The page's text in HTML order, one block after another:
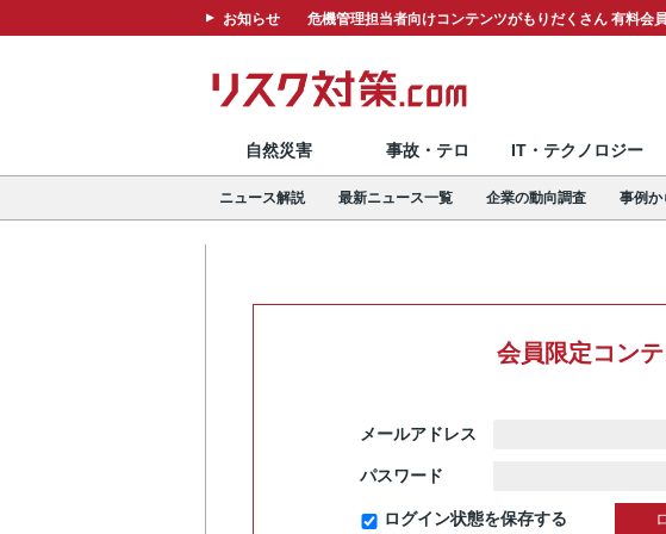
お知らせ 危機管理担当者向けコンテンツがもりだくさん 有料会
自然災害 事故・テロ IT・テクノロジー
ニュース解説 最新ニュース一覧 企業の動向調査 事例か
会員限定コン
メールアドレス
パスワード
ログイン状態を保存する